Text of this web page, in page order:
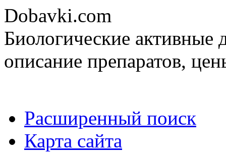
Dobavki.com
Биологические активные
описание препаратов,
Расширенный поиск
Карта сайта